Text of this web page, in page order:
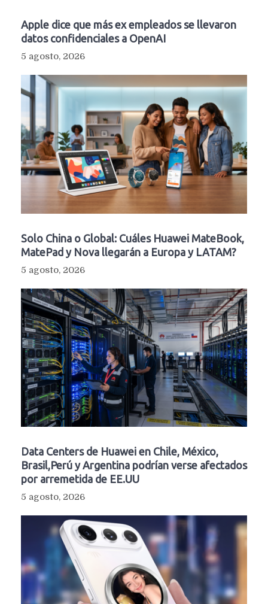
Apple dice que más ex empleados se llevaron
datos confidenciales a OpenAI
5 agosto, 2026
Solo China o Global: Cuáles Huawei MateBook,
MatePad y Nova llegarán a Europa y LATAM?
5 agosto, 2026
Data Centers de Huawei en Chile, México,
Brasil,Perú y Argentina podrían verse afectados
por arremetida de EE.UU
5 agosto, 2026